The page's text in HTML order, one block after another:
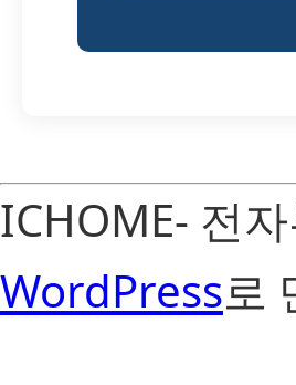
ICHOME- 전
WordPress로